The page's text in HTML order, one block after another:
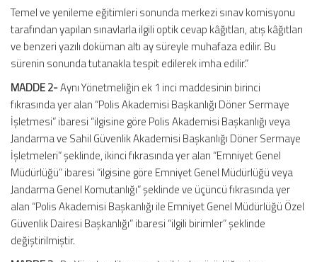
Temel ve yenileme eğitimleri sonunda merkezi sınav komisyonu
tarafından yapılan sınavlarla ilgili optik cevap kâğıtları, atış kâğıtları
ve benzeri yazılı doküman altı ay süreyle muhafaza edilir. Bu
sürenin sonunda tutanakla tespit edilerek imha edilir.”
MADDE 2-Aynı Yönetmeliğin ek 1 inci maddesinin birinci
fıkrasında yer alan “Polis Akademisi Başkanlığı Döner Sermaye
İşletmesi” ibaresi “ilgisine göre Polis Akademisi Başkanlığı veya
Jandarma ve Sahil Güvenlik Akademisi Başkanlığı Döner Sermaye
İşletmeleri” şeklinde, ikinci fıkrasında yer alan “Emniyet Genel
Müdürlüğü” ibaresi “ilgisine göre Emniyet Genel Müdürlüğü veya
Jandarma Genel Komutanlığı” şeklinde ve üçüncü fıkrasında yer
alan “Polis Akademisi Başkanlığı ile Emniyet Genel Müdürlüğü Özel
Güvenlik Dairesi Başkanlığı” ibaresi “ilgili birimler” şeklinde
değiştirilmiştir.